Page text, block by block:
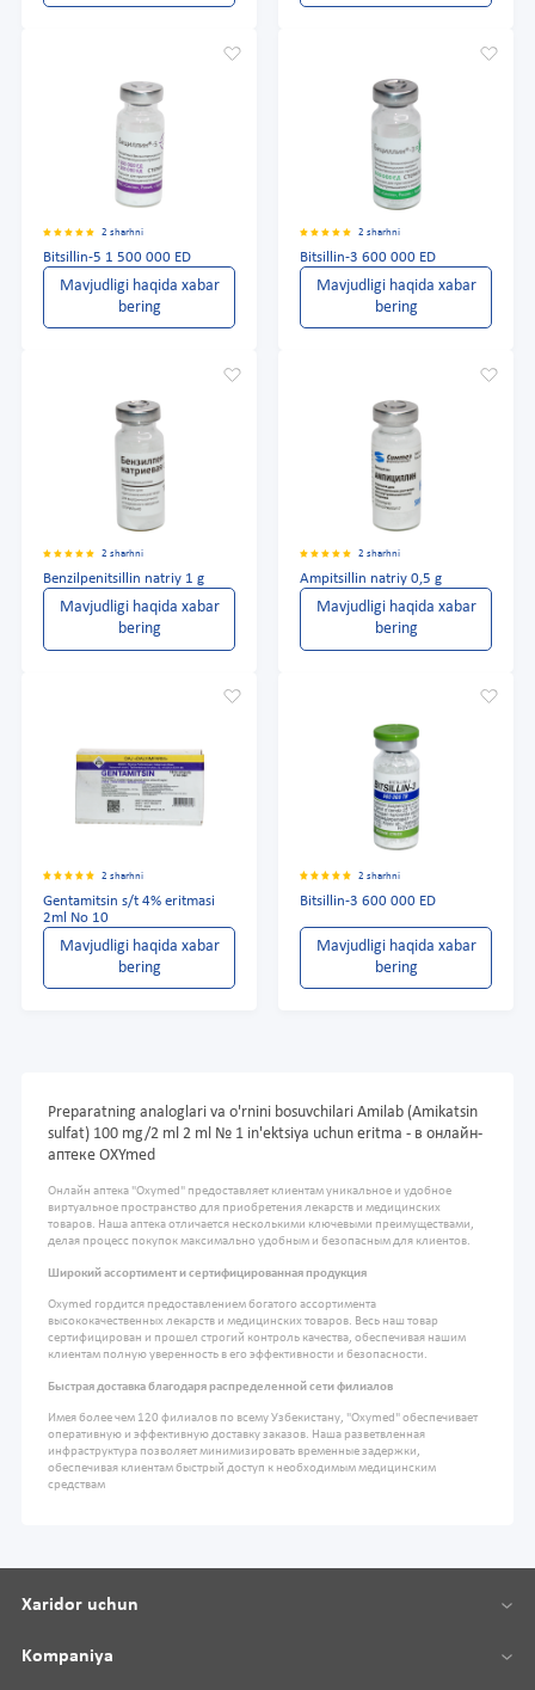
2 sharhni
Bitsillin-5 1 500 000 ED
Mavjudligi haqida xabar
bering
2 sharhni
Bitsillin-3 600 000 ED
Mavjudligi haqida xabar
bering
2 sharhni
Benzilpenitsillin natriy 1 g
Mavjudligi haqida xabar
bering
2 sharhni
Ampitsillin natriy 0,5 g
Mavjudligi haqida xabar
bering
2 sharhni
Gentamitsin s/t 4% eritmasi
2ml No 10
Mavjudligi haqida xabar
bering
2 sharhni
Bitsillin-3 600 000 ED
Mavjudligi haqida xabar
bering
Preparatning analoglari va o'rnini bosuvchilari Amilab (Amikatsin
sulfat) 100 mg/2 ml 2 ml № 1 in'ektsiya uchun eritma - в онлайн-
аптеке OXYmed
Онлайн аптека "Oxymed" предоставляет клиентам уникальное и удобное
виртуальное пространство для приобретения лекарств и медицинских
товаров. Наша аптека отличается несколькими ключевыми преимуществами,
делая процесс покупок максимально удобным и безопасным для клиентов.
Широкий ассортимент и сертифицированная продукция
Oxymed гордится предоставлением богатого ассортимента
высококачественных лекарств и медицинских товаров. Весь наш товар
сертифицирован и прошел строгий контроль качества, обеспечивая нашим
клиентам полную уверенность в его эффективности и безопасности.
Быстрая доставка благодаря распределенной сети филиалов
Имея более чем 120 филиалов по всему Узбекистану, "Oxymed" обеспечивает
оперативную и эффективную доставку заказов. Наша разветвленная
инфраструктура позволяет минимизировать временные задержки,
обеспечивая клиентам быстрый доступ к необходимым медицинским
средствам
Xaridor uchun
Kompaniya